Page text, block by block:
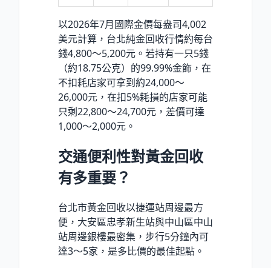
以2026年7月國際金價每盎司4,002
美元計算，台北純金回收行情約每台
錢4,800～5,200元。若持有一只5錢
（約18.75公克）的99.99%金飾，在
不扣耗店家可拿到約24,000～
26,000元，在扣5%耗損的店家可能
只剩22,800～24,700元，差價可達
1,000～2,000元。
交通便利性對黃金回收
有多重要？
台北市黃金回收以捷運站周邊最方
便，大安區忠孝新生站與中山區中山
站周邊銀樓最密集，步行5分鐘內可
達3～5家，是多比價的最佳起點。